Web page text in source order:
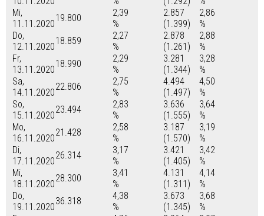
Mi,
11.11.2020
19.800
2,39
%
2.857
(1.399)
2,86
%
Do,
12.11.2020
18.859
2,27
%
2.878
(1.261)
2,88
%
Fr,
13.11.2020
18.990
2,29
%
3.281
(1.344)
3,28
%
Sa,
14.11.2020
22.806
2,75
%
4.494
(1.497)
4,50
%
So,
15.11.2020
23.494
2,83
%
3.636
(1.555)
3,64
%
Mo,
16.11.2020
21.428
2,58
%
3.187
(1.570)
3,19
%
Di,
17.11.2020
26.314
3,17
%
3.421
(1.405)
3,42
%
Mi,
18.11.2020
28.300
3,41
%
4.131
(1.311)
4,14
%
Do,
19.11.2020
36.318
4,38
%
3.673
(1.345)
3,68
%